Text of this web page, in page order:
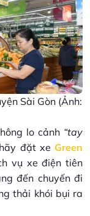
Sài Gòn (Ảnh:
lo cảnh “tay
đặt xe Green
vụ xe điện tiên
đến chuyến đi
thải khói bụi ra